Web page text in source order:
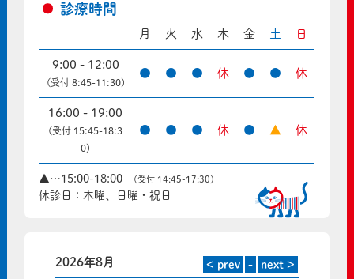
診療時間
月 火 水 木 金 土 日
9:00 - 12:00
(受付 8:45-11:30)
● ● ● 休 ● ● 休
16:00 - 19:00
(受付 15:45-18:3
0)
● ● ● 休 ● ▲ 休
▲…15:00-18:00 (受付 14:45-17:30)
休診日：木曜、日曜・祝日
2026年8月